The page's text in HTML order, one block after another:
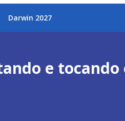
Darwin 2027
e